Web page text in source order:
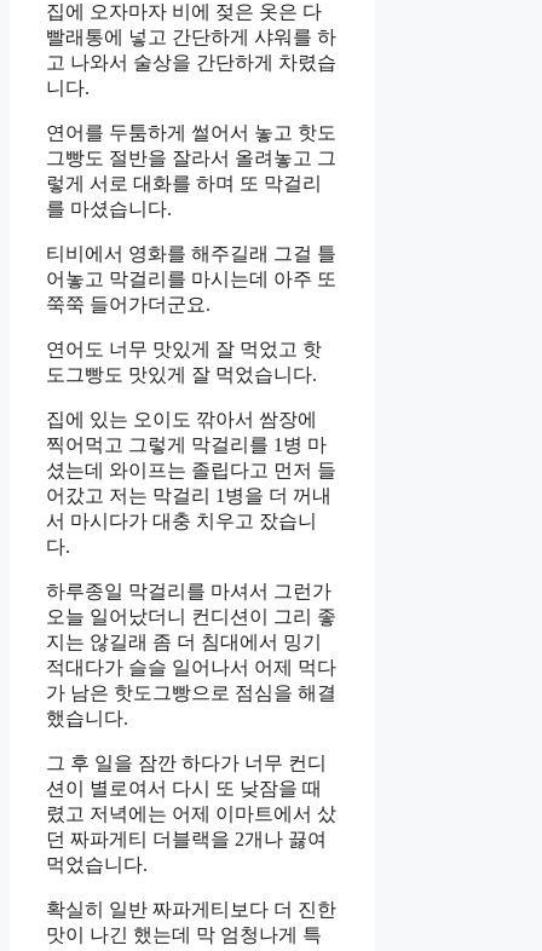
집에 오자마자 비에 젖은 옷은 다
빨래통에 넣고 간단하게 샤워를 하
고 나와서 술상을 간단하게 차렸습
니다.
연어를 두툼하게 썰어서 놓고 핫도
그빵도 절반을 잘라서 올려놓고 그
렇게 서로 대화를 하며 또 막걸리
를 마셨습니다.
티비에서 영화를 해주길래 그걸 틀
어놓고 막걸리를 마시는데 아주 또
쭉쭉 들어가더군요.
연어도 너무 맛있게 잘 먹었고 핫
도그빵도 맛있게 잘 먹었습니다.
집에 있는 오이도 깎아서 쌈장에
찍어먹고 그렇게 막걸리를 1병 마
셨는데 와이프는 졸립다고 먼저 들
어갔고 저는 막걸리 1병을 더 꺼내
서 마시다가 대충 치우고 잤습니
다.
하루종일 막걸리를 마셔서 그런가
오늘 일어났더니 컨디션이 그리 좋
지는 않길래 좀 더 침대에서 밍기
적대다가 슬슬 일어나서 어제 먹다
가 남은 핫도그빵으로 점심을 해결
했습니다.
그 후 일을 잠깐 하다가 너무 컨디
션이 별로여서 다시 또 낮잠을 때
렸고 저녁에는 어제 이마트에서 샀
던 짜파게티 더블랙을 2개나 끓여
먹었습니다.
확실히 일반 짜파게티보다 더 진한
맛이 나긴 했는데 막 엄청나게 특